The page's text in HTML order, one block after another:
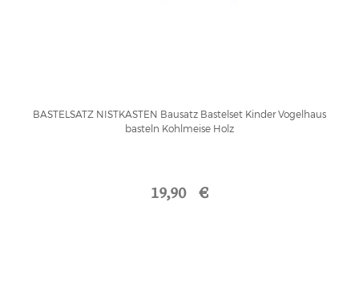
BASTELSATZ NISTKASTEN Bausatz Bastelset Kinder Vogelhaus
basteln Kohlmeise Holz
19,90 €